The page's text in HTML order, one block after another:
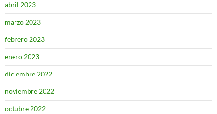
abril 2023
marzo 2023
febrero 2023
enero 2023
diciembre 2022
noviembre 2022
octubre 2022